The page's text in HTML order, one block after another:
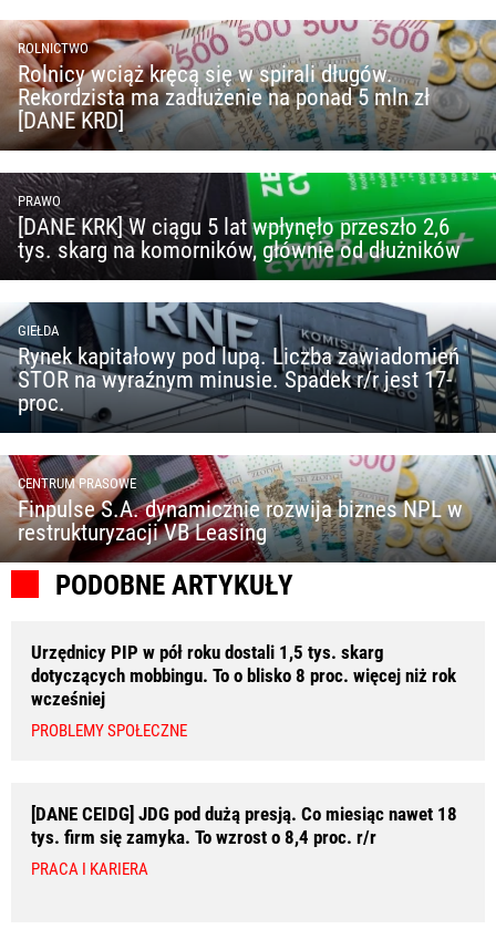
ROLNICTWO
Rolnicy wciąż kręcą się w spirali długów.
Rekordzista ma zadłużenie na ponad 5 mln zł
[DANE KRD]
PRAWO
[DANE KRK] W ciągu 5 lat wpłynęło przeszło 2,6
tys. skarg na komorników, głównie od dłużników
GIEŁDA
Rynek kapitałowy pod lupą. Liczba zawiadomień
STOR na wyraźnym minusie. Spadek r/r jest 17-
proc.
CENTRUM PRASOWE
Finpulse S.A. dynamicznie rozwija biznes NPL w
restrukturyzacji VB Leasing
PODOBNE ARTYKUŁY
Urzędnicy PIP w pół roku dostali 1,5 tys. skarg
dotyczących mobbingu. To o blisko 8 proc. więcej niż rok
wcześniej
PROBLEMY SPOŁECZNE
[DANE CEIDG] JDG pod dużą presją. Co miesiąc nawet 18
tys. firm się zamyka. To wzrost o 8,4 proc. r/r
PRACA I KARIERA